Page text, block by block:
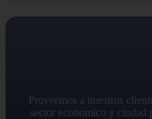
Proveemos a nuestros
sector económico y ciudad